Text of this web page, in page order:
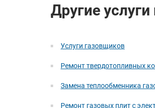
Другие
Услуги газовщиков
Ремонт твердотопливных
Замена теплообменника
Ремонт газовых плит с